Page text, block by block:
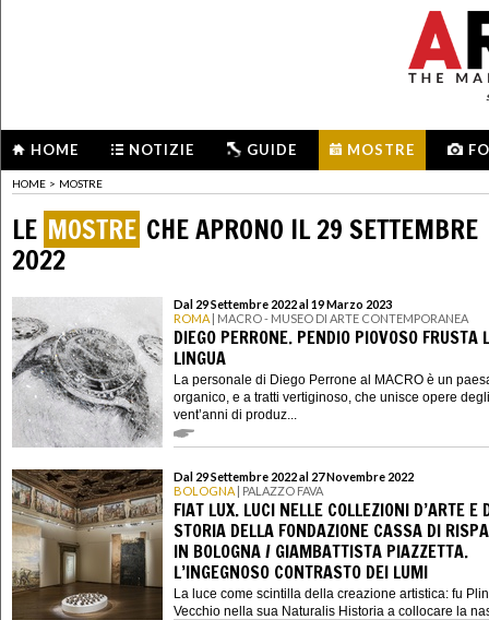
HOME NOTIZIE GUIDE MOSTRE
HOME > MOSTRE
LE MOSTRE CHE APRONO IL 29 SETTEMBRE
2022
Dal 29 Settembre 2022 al 19 Marzo 2023
ROMA | MACRO - MUSEO DI ARTE CONTEMPORANEA
DIEGO PERRONE. PENDIO PIOVOSO FRUSTA
LINGUA
La personale di Diego Perrone al MACRO è un
organico, e a tratti vertiginoso, che unisce opere
vent’anni di produz...
Dal 29 Settembre 2022 al 27 Novembre 2022
BOLOGNA | PALAZZO FAVA
FIAT LUX. LUCI NELLE COLLEZIONI D’ARTE E
STORIA DELLA FONDAZIONE CASSA DI
IN BOLOGNA / GIAMBATTISTA PIAZZETTA.
L’INGEGNOSO CONTRASTO DEI LUMI
La luce come scintilla della creazione artistica: fu
Vecchio nella sua Naturalis Historia a collocare la